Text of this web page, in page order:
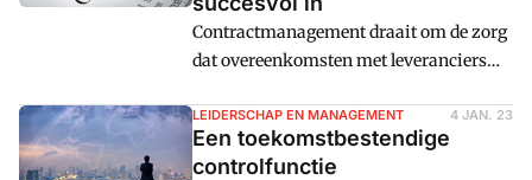
Contractmanagement draait om de zorg
dat overeenkomsten met leveranciers
Hoe richt u contractmanagement
succesvol in?
LEIDERSCHAP EN MANAGEMENT 4 JAN. 23
Een toekomstbestendige
controlfunctie